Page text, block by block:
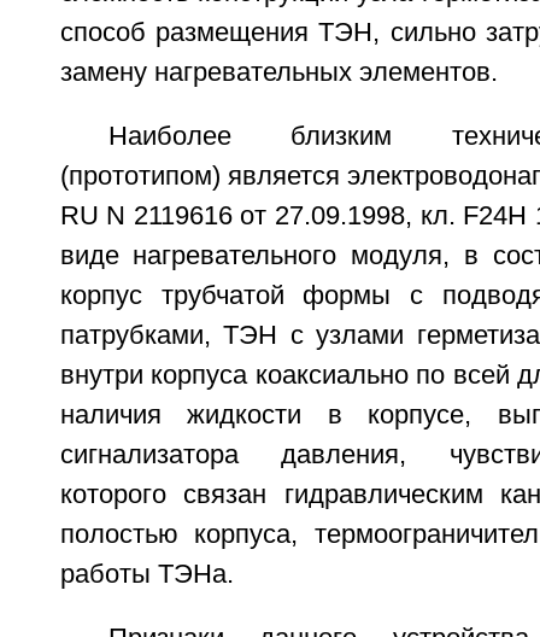
способ размещения ТЭН, сильно
замену нагревательных элементов.
Наиболее близким
(прототипом) является
RU N 2119616 от 27.09.1998, кл.
виде нагревательного модуля, в
корпус трубчатой формы с
патрубками, ТЭН с узлами
внутри корпуса коаксиально по всей
наличия жидкости в корпусе,
сигнализатора давления,
которого связан гидравлическим
полостью корпуса,
работы ТЭНа.